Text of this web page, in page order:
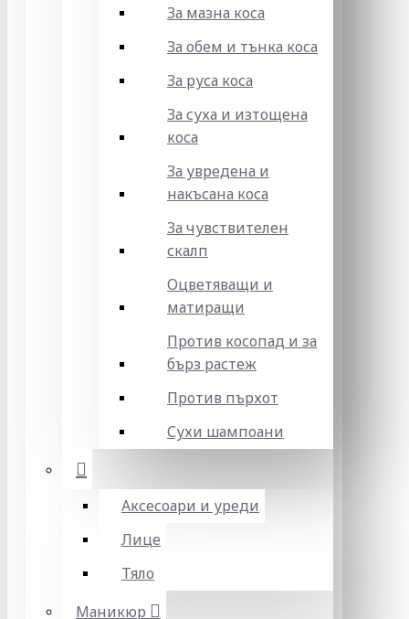
За мазна коса
За обем и тънка коса
За руса коса
За суха и изтощена
коса
За увредена и
накъсана коса
За чувствителен
скалп
Оцветяващи и
матиращи
Против косопад и за
бърз растеж
Против пърхот
Сухи шампоани
Аксесоари и уреди
Лице
Тяло
Маникюр